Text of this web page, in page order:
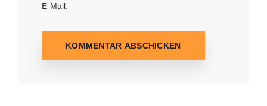
E-Mail.